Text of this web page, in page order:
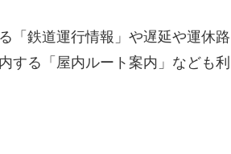
「鉄道運行情報」や遅延や運休路
する「屋内ルート案内」なども利